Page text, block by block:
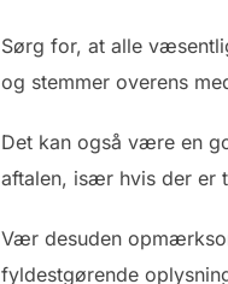
Sørg for, at alle
og stemmer overens
Det kan også være en
aftalen, især hvis der er
Vær desuden
fyldestgørende